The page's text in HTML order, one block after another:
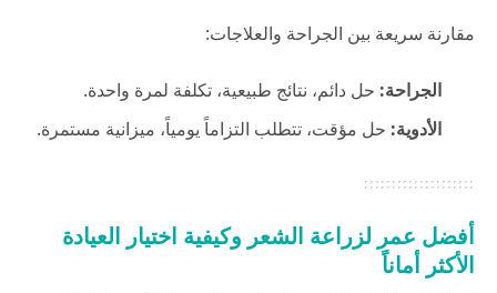
مقارنة سريعة بين الجراحة والعلاجات:
الجراحة: حل دائم، نتائج طبيعية، تكلفة لمرة واحدة.
الأدوية: حل مؤقت، تتطلب التزاماً يومياً، ميزانية مستمرة.
أفضل عمر لزراعة الشعر وكيفية اختيار العيادة
الأكثر أماناً